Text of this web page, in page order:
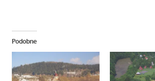
Podobne